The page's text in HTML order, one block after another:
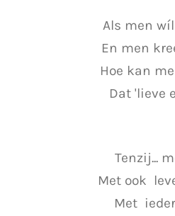
Als men
En men
Hoe kan
Dat 'lieve
Tenzij...
Met ook
Met